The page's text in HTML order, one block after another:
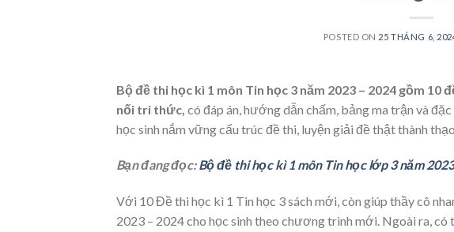
POSTED ON 25 THÁNG 6,
Bộ đề thi học kì 1 môn Tin học 3 năm 2023 – 2024 gồm 10
nối tri thức, có đáp án, hướng dẫn chấm, bảng ma trận và
học sinh nắm vững cấu trúc đề thi, luyện giải đề thật thành thạo.
Bạn đang đọc:Bộ đề thi học kì 1 môn Tin học lớp 3 năm
Với 10 Đề thi học kì 1 Tin học 3 sách mới, còn giúp thầy cô
2023 – 2024 cho học sinh theo chương trình mới. Ngoài ra, có